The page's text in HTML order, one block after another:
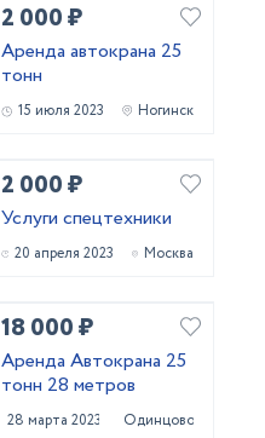
2 000 ₽
Аренда автокрана 25
тонн
15 июля 2023 Ногинск
2 000 ₽
Услуги спецтехники
20 апреля 2023 Москва
18 000 ₽
Аренда Автокрана 25
тонн 28 метров
28 марта 2023 Одинцово